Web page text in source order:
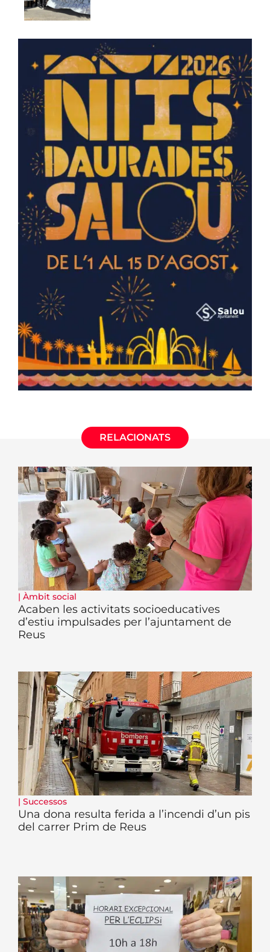
RELACIONATS
| Àmbit social
Acaben les activitats socioeducatives
d’estiu impulsades per l’ajuntament de
Reus
| Successos
Una dona resulta ferida a l’incendi d’un pis
del carrer Prim de Reus